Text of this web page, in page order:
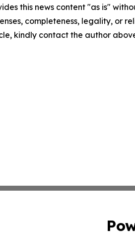
this news content "as is"
completeness, legality, or
kindly contact the author